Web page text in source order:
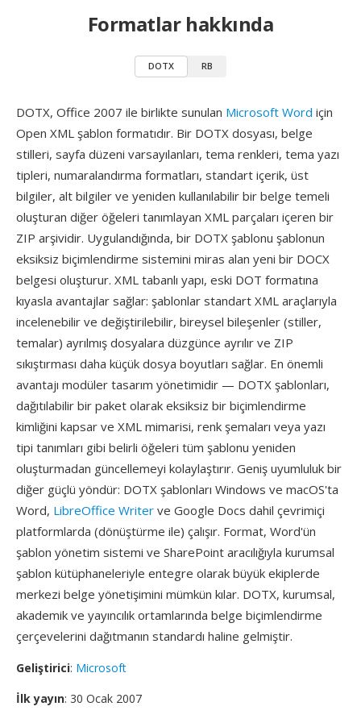
Formatlar hakkında
DOTX RB
DOTX, Office 2007 ile birlikte sunulan Microsoft Word için
Open XML şablon formatıdır. Bir DOTX dosyası, belge
stilleri, sayfa düzeni varsayılanları, tema renkleri, tema yazı
tipleri, numaralandırma formatları, standart içerik, üst
bilgiler, alt bilgiler ve yeniden kullanılabilir bir belge temeli
oluşturan diğer öğeleri tanımlayan XML parçaları içeren bir
ZIP arşividir. Uygulandığında, bir DOTX şablonu şablonun
eksiksiz biçimlendirme sistemini miras alan yeni bir DOCX
belgesi oluşturur. XML tabanlı yapı, eski DOT formatına
kıyasla avantajlar sağlar: şablonlar standart XML araçlarıyla
incelenebilir ve değiştirilebilir, bireysel bileşenler (stiller,
temalar) ayrılmış dosyalara düzgünce ayrılır ve ZIP
sıkıştırması daha küçük dosya boyutları sağlar. En önemli
avantajı modüler tasarım yönetimidir — DOTX şablonları,
dağıtılabilir bir paket olarak eksiksiz bir biçimlendirme
kimliğini kapsar ve XML mimarisi, renk şemaları veya yazı
tipi tanımları gibi belirli öğeleri tüm şablonu yeniden
oluşturmadan güncellemeyi kolaylaştırır. Geniş uyumluluk bir
diğer güçlü yöndür: DOTX şablonları Windows ve macOS'ta
Word, LibreOffice Writer ve Google Docs dahil çevrimiçi
platformlarda (dönüştürme ile) çalışır. Format, Word'ün
şablon yönetim sistemi ve SharePoint aracılığıyla kurumsal
şablon kütüphaneleriyle entegre olarak büyük ekiplerde
merkezi belge yönetişimini mümkün kılar. DOTX, kurumsal,
akademik ve yayıncılık ortamlarında belge biçimlendirme
çerçevelerini dağıtmanın standardı haline gelmiştir.
Geliştirici: Microsoft
İlk yayın: 30 Ocak 2007